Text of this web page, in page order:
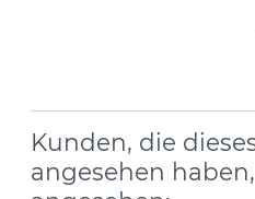
Kunden, die
angesehen